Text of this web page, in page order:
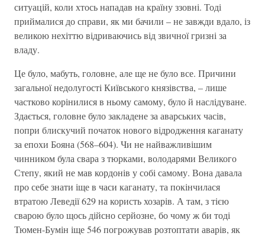
ситуацій, коли хтось нападав на країну ззовні. Тоді
приймалися до справи, як ми бачили – не завжди вдало, із
великою нехіттю відриваючись від звичної гризні за
владу.
Це було, мабуть, головне, але ще не було все. Причини
загальної недолугості Київського князівства, – лише
частково корінилися в ньому самому, було й наслідуване.
Здається, головне було закладене за аварських часів,
попри блискучий початок нового відродження каганату
за епохи Бояна (568–604). Чи не найважливішим
чинником була свара з тюрками, володарями Великого
Степу, який не мав кордонів у собі самому. Вона давала
про себе знати іще в часи каганату, та покінчилася
втратою Леведії 629 на користь хозарів. А там, з тією
сварою було щось дійсно серйозне, бо чому ж би тоді
Тюмен-Бумін іще 546 погрожував розтоптати аварів, як